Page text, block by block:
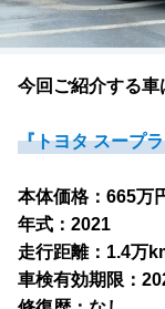
今回ご紹介する車
『トヨタ スープ
本体価格：665万
年式：2021
走行距離：1.4万
車検有効期限：